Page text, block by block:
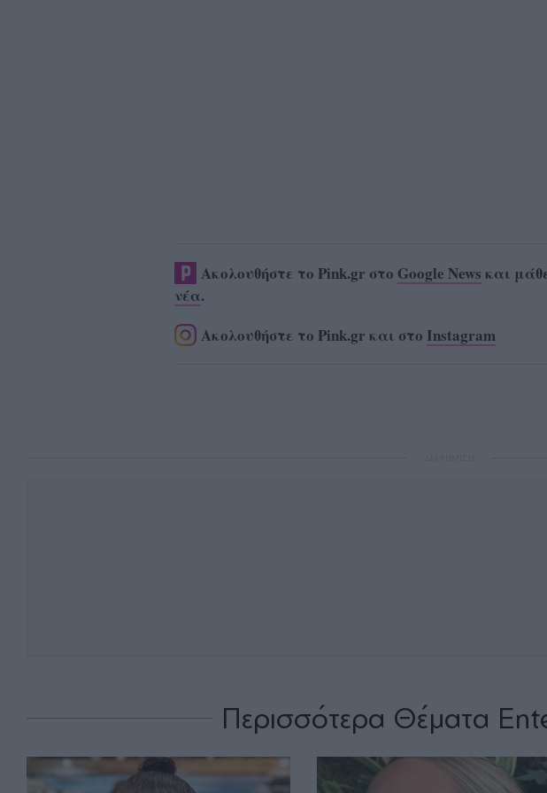
Ακολουθήστε το Pink.gr στο Google News και
νέα.
Ακολουθήστε το Pink.gr και στο Instagram
Περισσότερα Θέματα